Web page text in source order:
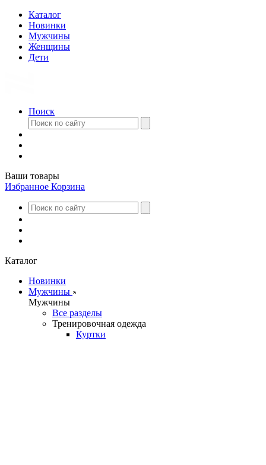
Каталог
Новинки
Мужчины
Женщины
Дети
Поиск
Ваши товары
Избранное Корзина
Каталог
Новинки
Мужчины
Мужчины
Все разделы
Тренировочная одежда
Куртки